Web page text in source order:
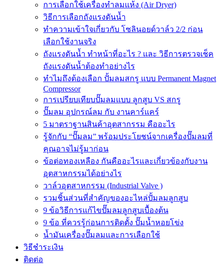
การเลือกใช้เครื่องทำลมแห้ง (Air Dryer)
วิธีการเลือกถังแรงดันน้ำ
ทำความเข้าใจเกี่ยวกับ โซลินอยด์วาล์ว 2/2 ก่อน
เลือกใช้งานจริง
ถังแรงดันน้ำ ทำหน้าที่อะไร ? และ วิธีการตรวจเช็ค
ถังแรงดันน้ำต้องทำอย่างไร
ทำไมถึงต้องเลือก ปั้มลมสกรู แบบ Permanent Magnet
Compressor
การเปรียบเทียบปั๊มลมแบบ ลูกสูบ VS สกรู
ปั๊มลม อุปกรณ์ลม กับ งานคาร์แคร์
5 มาตราฐานสินค้าอุตสากรรม คืออะไร
รู้จักกับ “ปั๊มลม” พร้อมประโยชน์จากเครื่องปั๊มลมที่
คุณอาจไม่รู้มาก่อน
ข้อต่อทองเหลือง กันคืออะไรและเกี่ยวข้องกับงาน
อุตสาหกรรมได้อย่างไร
วาล์วอุตสาหกรรม (Industrial Valve )
รวมชิ้นส่วนที่สำคัญของอะไหล่ปั้มลมลูกสูบ
9 ข้อวิธีการแก้ไขปั๊มลมลูกสูบเบื้องต้น
9 ข้อ ที่ควรรู้ก่อนการติดตั้ง ปั๊มน้ำหอยโข่ง
น้ำมันเครื่องปั๊มลมและการเลือกใช้
วิธีชำระเงิน
ติดต่อ